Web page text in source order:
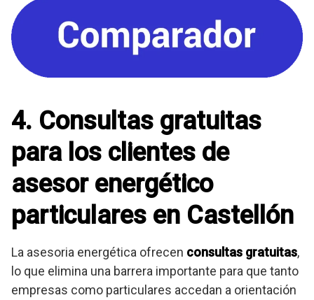
4. Consultas gratuitas
para los clientes de
asesor energético
particulares en Castellón
La asesoria energética ofrecen consultas gratuitas,
lo que elimina una barrera importante para que tanto
empresas como particulares accedan a orientación